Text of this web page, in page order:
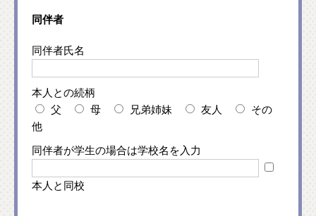
同伴者
同伴者氏名
本人との続柄
父
母 兄弟姉妹 友人
その
他
同伴者が学生の場合は学校名を入力
本人と同校